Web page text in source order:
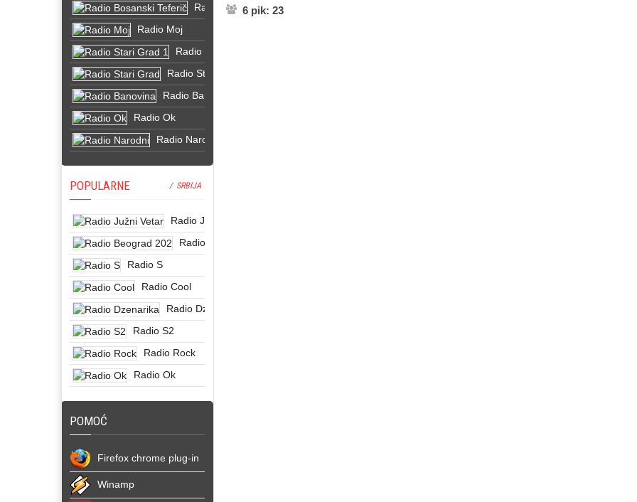
Radio Bosanski Teferič
Radio Moj
Radio Stari Grad 1
Radio Stari Grad
Radio Banovina
Radio Ok
Radio Narodni
POPULARNE / SRBIJA
Radio Južni Vetar
Radio Beograd 202
Radio S
Radio Cool
Radio Dzenarika
Radio S2
Radio Rock
Radio Ok
POMOĆ
Firefox chrome plug-in
Winamp
6 pik: 23